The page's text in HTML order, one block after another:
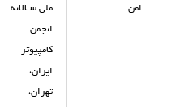
امن
ملی سـالانه
انجمن‌
کامپیوتر
ایران،
تهران،